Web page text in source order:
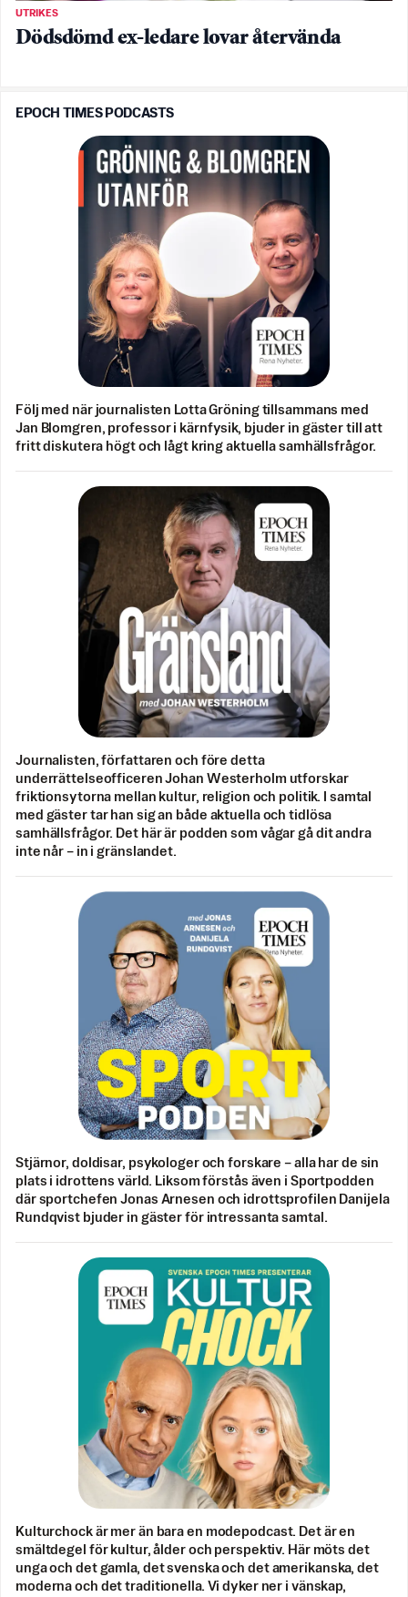
UTRIKES
Dödsdömd ex-ledare lovar återvända
EPOCH TIMES PODCASTS
Följ med när journalisten Lotta Gröning tillsammans med
Jan Blomgren, professor i kärnfysik, bjuder in gäster till att
fritt diskutera högt och lågt kring aktuella samhällsfrågor.
Journalisten, författaren och före detta
underrättelseofficeren Johan Westerholm utforskar
friktionsytorna mellan kultur, religion och politik. I samtal
med gäster tar han sig an både aktuella och tidlösa
samhällsfrågor. Det här är podden som vågar gå dit andra
inte når – in i gränslandet.
Stjärnor, doldisar, psykologer och forskare – alla har de sin
plats i idrottens värld. Liksom förstås även i Sportpodden
där sportchefen Jonas Arnesen och idrottsprofilen Danijela
Rundqvist bjuder in gäster för intressanta samtal.
Kulturchock är mer än bara en modepodcast. Det är en
smältdegel för kultur, ålder och perspektiv. Här möts det
unga och det gamla, det svenska och det amerikanska, det
moderna och det traditionella. Vi dyker ner i vänskap,